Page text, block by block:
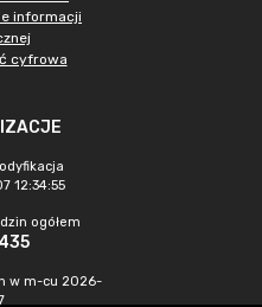
informacji
cyfrowa
12:34:55
ogółem
w m-cu 2026-